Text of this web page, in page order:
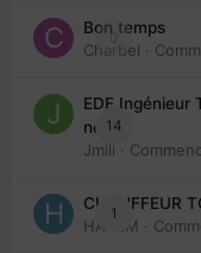
0
Bon temps
Charbel ·
14
EDE Ingénieur
note
Jmili ·
1
CHAUFFEUR
HAZEM ·